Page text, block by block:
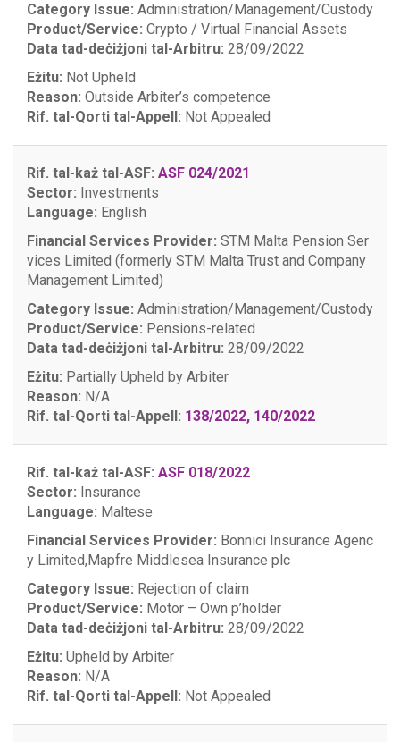
Category Issue: Administration/Management/Custody
Product/Service: Crypto / Virtual Financial Assets
Data tad-deċiżjoni tal-Arbitru: 28/09/2022
Eżitu: Not Upheld
Reason: Outside Arbiter’s competence
Rif. tal-Qorti tal-Appell: Not Appealed
Rif. tal-każ tal-ASF: ASF 024/2021
Sector: Investments
Language: English
Financial Services Provider: STM Malta Pension Ser
vices Limited (formerly STM Malta Trust and Company
Management Limited)
Category Issue: Administration/Management/Custody
Product/Service: Pensions-related
Data tad-deċiżjoni tal-Arbitru: 28/09/2022
Eżitu: Partially Upheld by Arbiter
Reason: N/A
Rif. tal-Qorti tal-Appell: 138/2022, 140/2022
Rif. tal-każ tal-ASF: ASF 018/2022
Sector: Insurance
Language: Maltese
Financial Services Provider: Bonnici Insurance Agenc
y Limited,Mapfre Middlesea Insurance plc
Category Issue: Rejection of claim
Product/Service: Motor – Own p’holder
Data tad-deċiżjoni tal-Arbitru: 28/09/2022
Eżitu: Upheld by Arbiter
Reason: N/A
Rif. tal-Qorti tal-Appell: Not Appealed